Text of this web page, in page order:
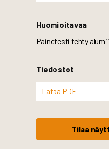
Huomioitavaa
Painetesti tehty
Tiedostot
Lataa PDF
Tilaa